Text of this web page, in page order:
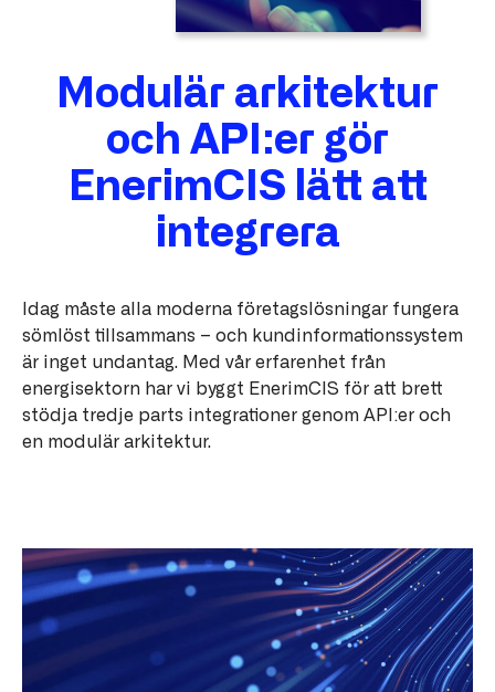
Modulär arkitektur
och API:er gör
EnerimCIS lätt att
integrera
Idag måste alla moderna företagslösningar fungera
sömlöst tillsammans – och kundinformationssystem
är inget undantag. Med vår erfarenhet från
energisektorn har vi byggt EnerimCIS för att brett
stödja tredje parts integrationer genom API:er och
en modulär arkitektur.